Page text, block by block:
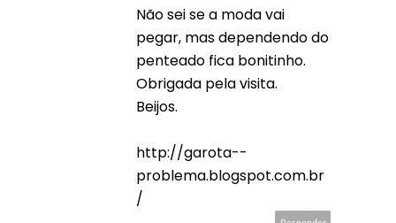
Não sei se a moda vai
pegar, mas dependendo do
penteado fica bonitinho.
Obrigada pela visita.
Beijos.
http://garota--
problema.blogspot.com.br
/